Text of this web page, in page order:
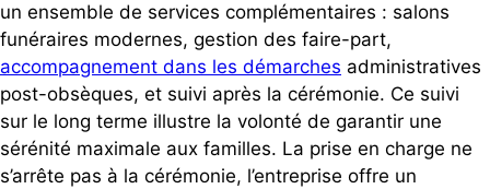
un ensemble de services complémentaires : salons
funéraires modernes, gestion des faire-part,
accompagnement dans les démarches administratives
post-obsèques, et suivi après la cérémonie. Ce suivi
sur le long terme illustre la volonté de garantir une
sérénité maximale aux familles. La prise en charge ne
s’arrête pas à la cérémonie, l’entreprise offre un